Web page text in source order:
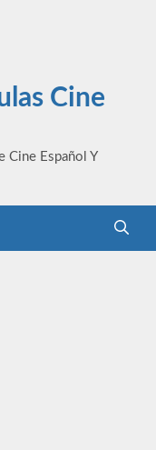
Cine
Cine Español Y